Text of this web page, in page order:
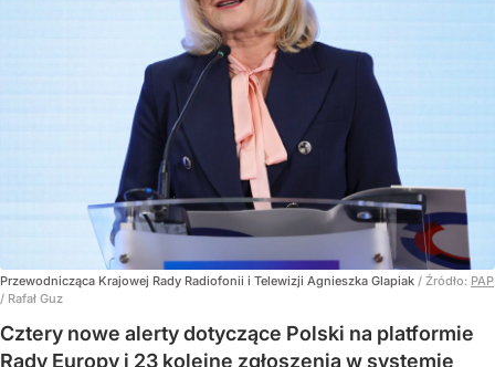
Przewodnicząca Krajowej Rady Radiofonii i Telewizji Agnieszka Glapiak / Źródło: PAP
/ Rafał Guz
Cztery nowe alerty dotyczące Polski na platformie
Rady Europy i 23 kolejne zgłoszenia w systemie